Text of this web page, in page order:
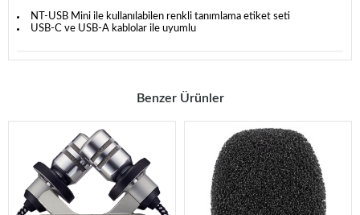
NT-USB Mini ile kullanılabilen renkli tanımlama etiket seti
USB-C ve USB-A kablolar ile uyumlu
Benzer Ürünler